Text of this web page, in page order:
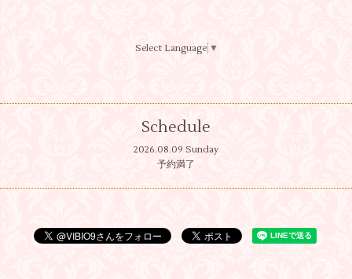
Select Language ▼
Schedule
2026.08.09 Sunday
予約満了